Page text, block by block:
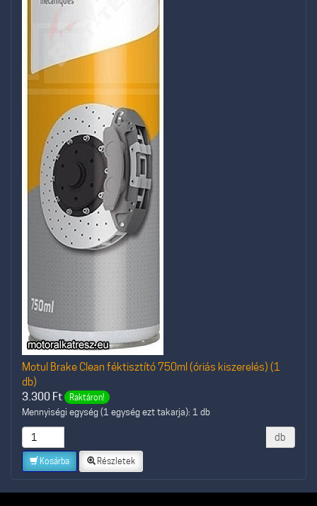
Motul Brake Clean féktisztító 750ml (óriás kiszerelés) (1
db)
3.300 Ft Raktáron!
Mennyiségi egység (1 egység ezt takarja): 1 db
db
Kosárba Részletek